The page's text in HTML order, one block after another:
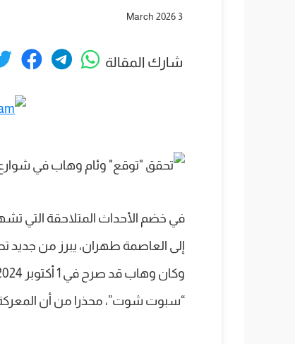
3 March 2026
شارك المقالة
في خضم الأحداث المتلاحقة التي
إلى العاصمة طهران، يبرز من جديد
“سبوت شوت”، محذرا من أن المعركة